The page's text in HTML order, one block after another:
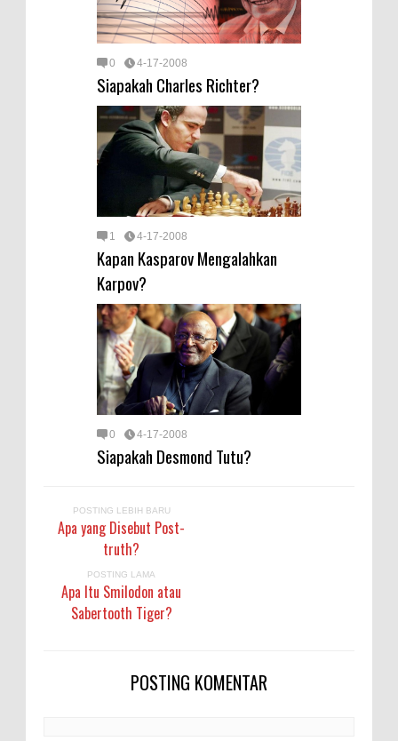
0 4-17-2008
Siapakah Charles Richter?
1 4-17-2008
Kapan Kasparov Mengalahkan
Karpov?
0 4-17-2008
Siapakah Desmond Tutu?
POSTING LEBIH BARU
Apa yang Disebut Post-
truth?
POSTING LAMA
Apa Itu Smilodon atau
Sabertooth Tiger?
POSTING KOMENTAR